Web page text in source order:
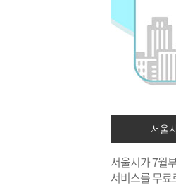
서울
서울시가 7월
서비스를 무료